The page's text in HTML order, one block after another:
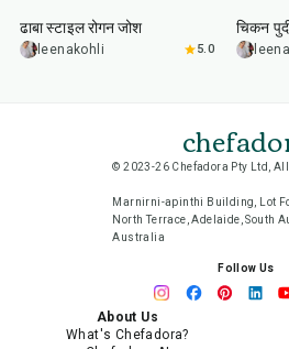
ढाबा स्टाइल रोगन जोश
leenakohli 5.0
चिकन
© 2023-26 Chefadora Pty Ltd,
Marnirni-apinthi Building, Lot
North Terrace, Adelaide, South
Australia
Follow Us
About Us
What's Chefadora?